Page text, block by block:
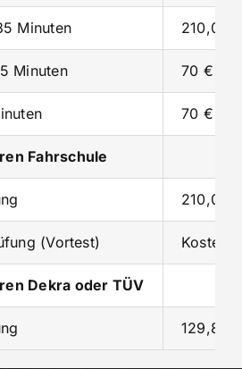
Minuten 210,00
Minuten 70 €
70 €
Fahrschule
210,00
(Vortest)
Dekra oder TÜV
129,83